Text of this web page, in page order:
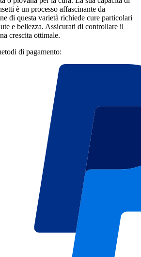
è un processo affascinante da
di questa varietà richiede cure particolari
e bellezza. Assicurati di controllare il
crescita ottimale.
di pagamento: